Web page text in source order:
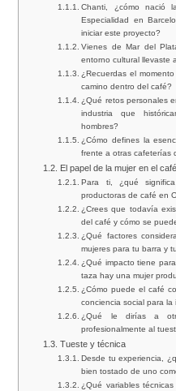
Chanti, ¿cómo nació
Especialidad en
iniciar este proyecto?
Vienes de Mar del
entorno cultural llevaste
¿Recuerdas el
camino dentro del café?
¿Qué retos personales
industria que
hombres?
¿Cómo defines la
frente a otras cafeterías
El papel de la mujer en el café
Para ti, ¿qué
productoras de café en
¿Crees que todavía
del café y cómo se
¿Qué factores
mujeres para tu barra y
¿Qué impacto tiene
taza hay una mujer
¿Cómo puede el café
conciencia social para
¿Qué le dirías a
profesionalmente al
Tueste y técnica
Desde tu experiencia,
bien tostado de uno
¿Qué variables